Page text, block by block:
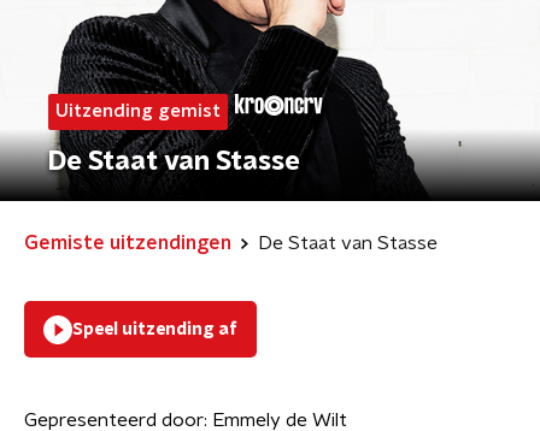
Uitzending gemist
De Staat van Stasse
Gemiste uitzendingen De Staat van Stasse
Speel uitzending af
Gepresenteerd door: Emmely de Wilt